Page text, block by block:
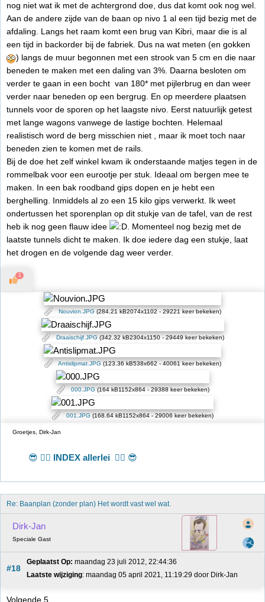
nog niet wat ik met de achtergrond doe, dus dat komt ook nog wel.
Aan de andere zijde van de baan op nivo 1 al een tijd bezig met de
afdaling. Langs het raam komt een brug van Kibri, maar die is al
een tijd in backorder bij de fabriek. Dus na wat meten (en gokken
) langs de muur begonnen met een strook van 5 cm en die naar
beneden te maken met een daling van 3%. Daarna besloten om
verder te gaan in een bocht van 180* met pijlerbrug en dan weer
verder naar beneden op een bergrug. En op meerdere plaatsen
tunnels voor de sporen op het laagste nivo. Eerst natuurlijk getest
met lange wagons vanwege de lastige bochten. Helemaal
realistisch word de berg misschien niet , maar ik moet toch naar
beneden zien te komen met de rails.
Bij de doe het zelf winkel kwam ik onderstaande matjes tegen in de
rommelbak voor een eurootje per stuk. Ideaal om bergen mee te
maken. In een bak roodband gips dopen en je hebt een
berghelling. Inmiddels al zo een 15 kilo gips verwerkt. Ik weet
ondertussen het sporenplan op dit stukje van de tafel, van de rest
heb ik nog geen flauw idee
. Momenteel nog bezig met de
laatste tunnels dicht te maken. Ik doe iedere dag een stukje, laat
het drogen en de volgende dag weer verder.
1
Nouvion.JPG(284.21 kB2074x1102 - 29221 keer bekeken)
Draaischijf.JPG(342.32 kB2304x1150 - 29449 keer bekeken)
Antislipmat.JPG(123.36 kB538x662 - 40061 keer bekeken)
000.JPG(164 kB1152x864 - 29388 keer bekeken)
001.JPG (168.64 kB1152x864 - 29006 keer bekeken)
Groetjes, Dirk-Jan
😎 👉🏻 INDEX allerlei 👈🏻 😎
Re: Baanplan (zonder plan) Het wordt vast wel wat.
Dirk-Jan
Speciale Gast
#18
Geplaatst Op: maandag 23 juli 2012, 22:44:36
Laatste wijziging: maandag 05 april 2021, 11:19:29 door Dirk-Jan
Volgende 5